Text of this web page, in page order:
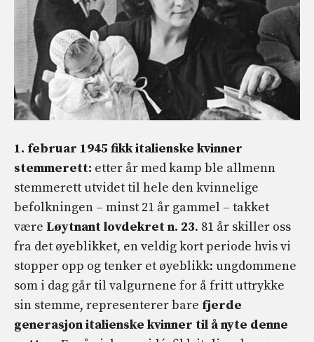
1. februar 1945 fikk italienske kvinner
stemmerett: etter år med kamp ble allmenn
stemmerett utvidet til hele den kvinnelige
befolkningen – minst 21 år gammel – takket
være Løytnant lovdekret n. 23. 81 år skiller oss
fra det øyeblikket, en veldig kort periode hvis vi
stopper opp og tenker et øyeblikk: ungdommene
som i dag går til valgurnene for å fritt uttrykke
sin stemme, representerer bare fjerde
generasjonitalienske kvinner til å nyte denne